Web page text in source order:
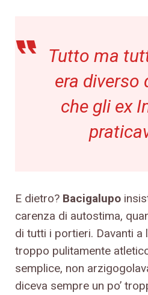
Tutto ma
era diverso
che gli ex
E dietro? Bacigalupo
carenza di autostima,
di tutti i portieri. Davanti a
troppo pulitamente
semplice, non
diceva sempre un po’